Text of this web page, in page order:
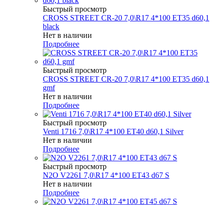
Быстрый просмотр
CROSS STREET CR-20 7,0\R17 4*100 ET35 d60,1
black
Нет в наличии
Подробнее
Быстрый просмотр
CROSS STREET CR-20 7,0\R17 4*100 ET35 d60,1
gmf
Нет в наличии
Подробнее
Быстрый просмотр
Venti 1716 7,0\R17 4*100 ET40 d60,1 Silver
Нет в наличии
Подробнее
Быстрый просмотр
N2O V2261 7,0\R17 4*100 ET43 d67 S
Нет в наличии
Подробнее